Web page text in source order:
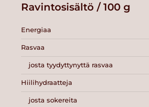
Ravintosisältö / 100 g
Energiaa
Rasvaa
josta tyydyttynyttä rasvaa
Hiilihydraatteja
josta sokereita